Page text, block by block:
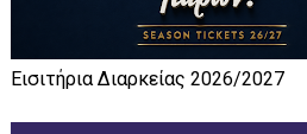
Εισιτήρια Διαρκείας 2026/2027